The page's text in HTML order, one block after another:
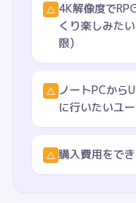
△ 4K解像度で
くり楽しみた
限)
△ ノートPCから
に行いたいユ
△ 購入費用をで